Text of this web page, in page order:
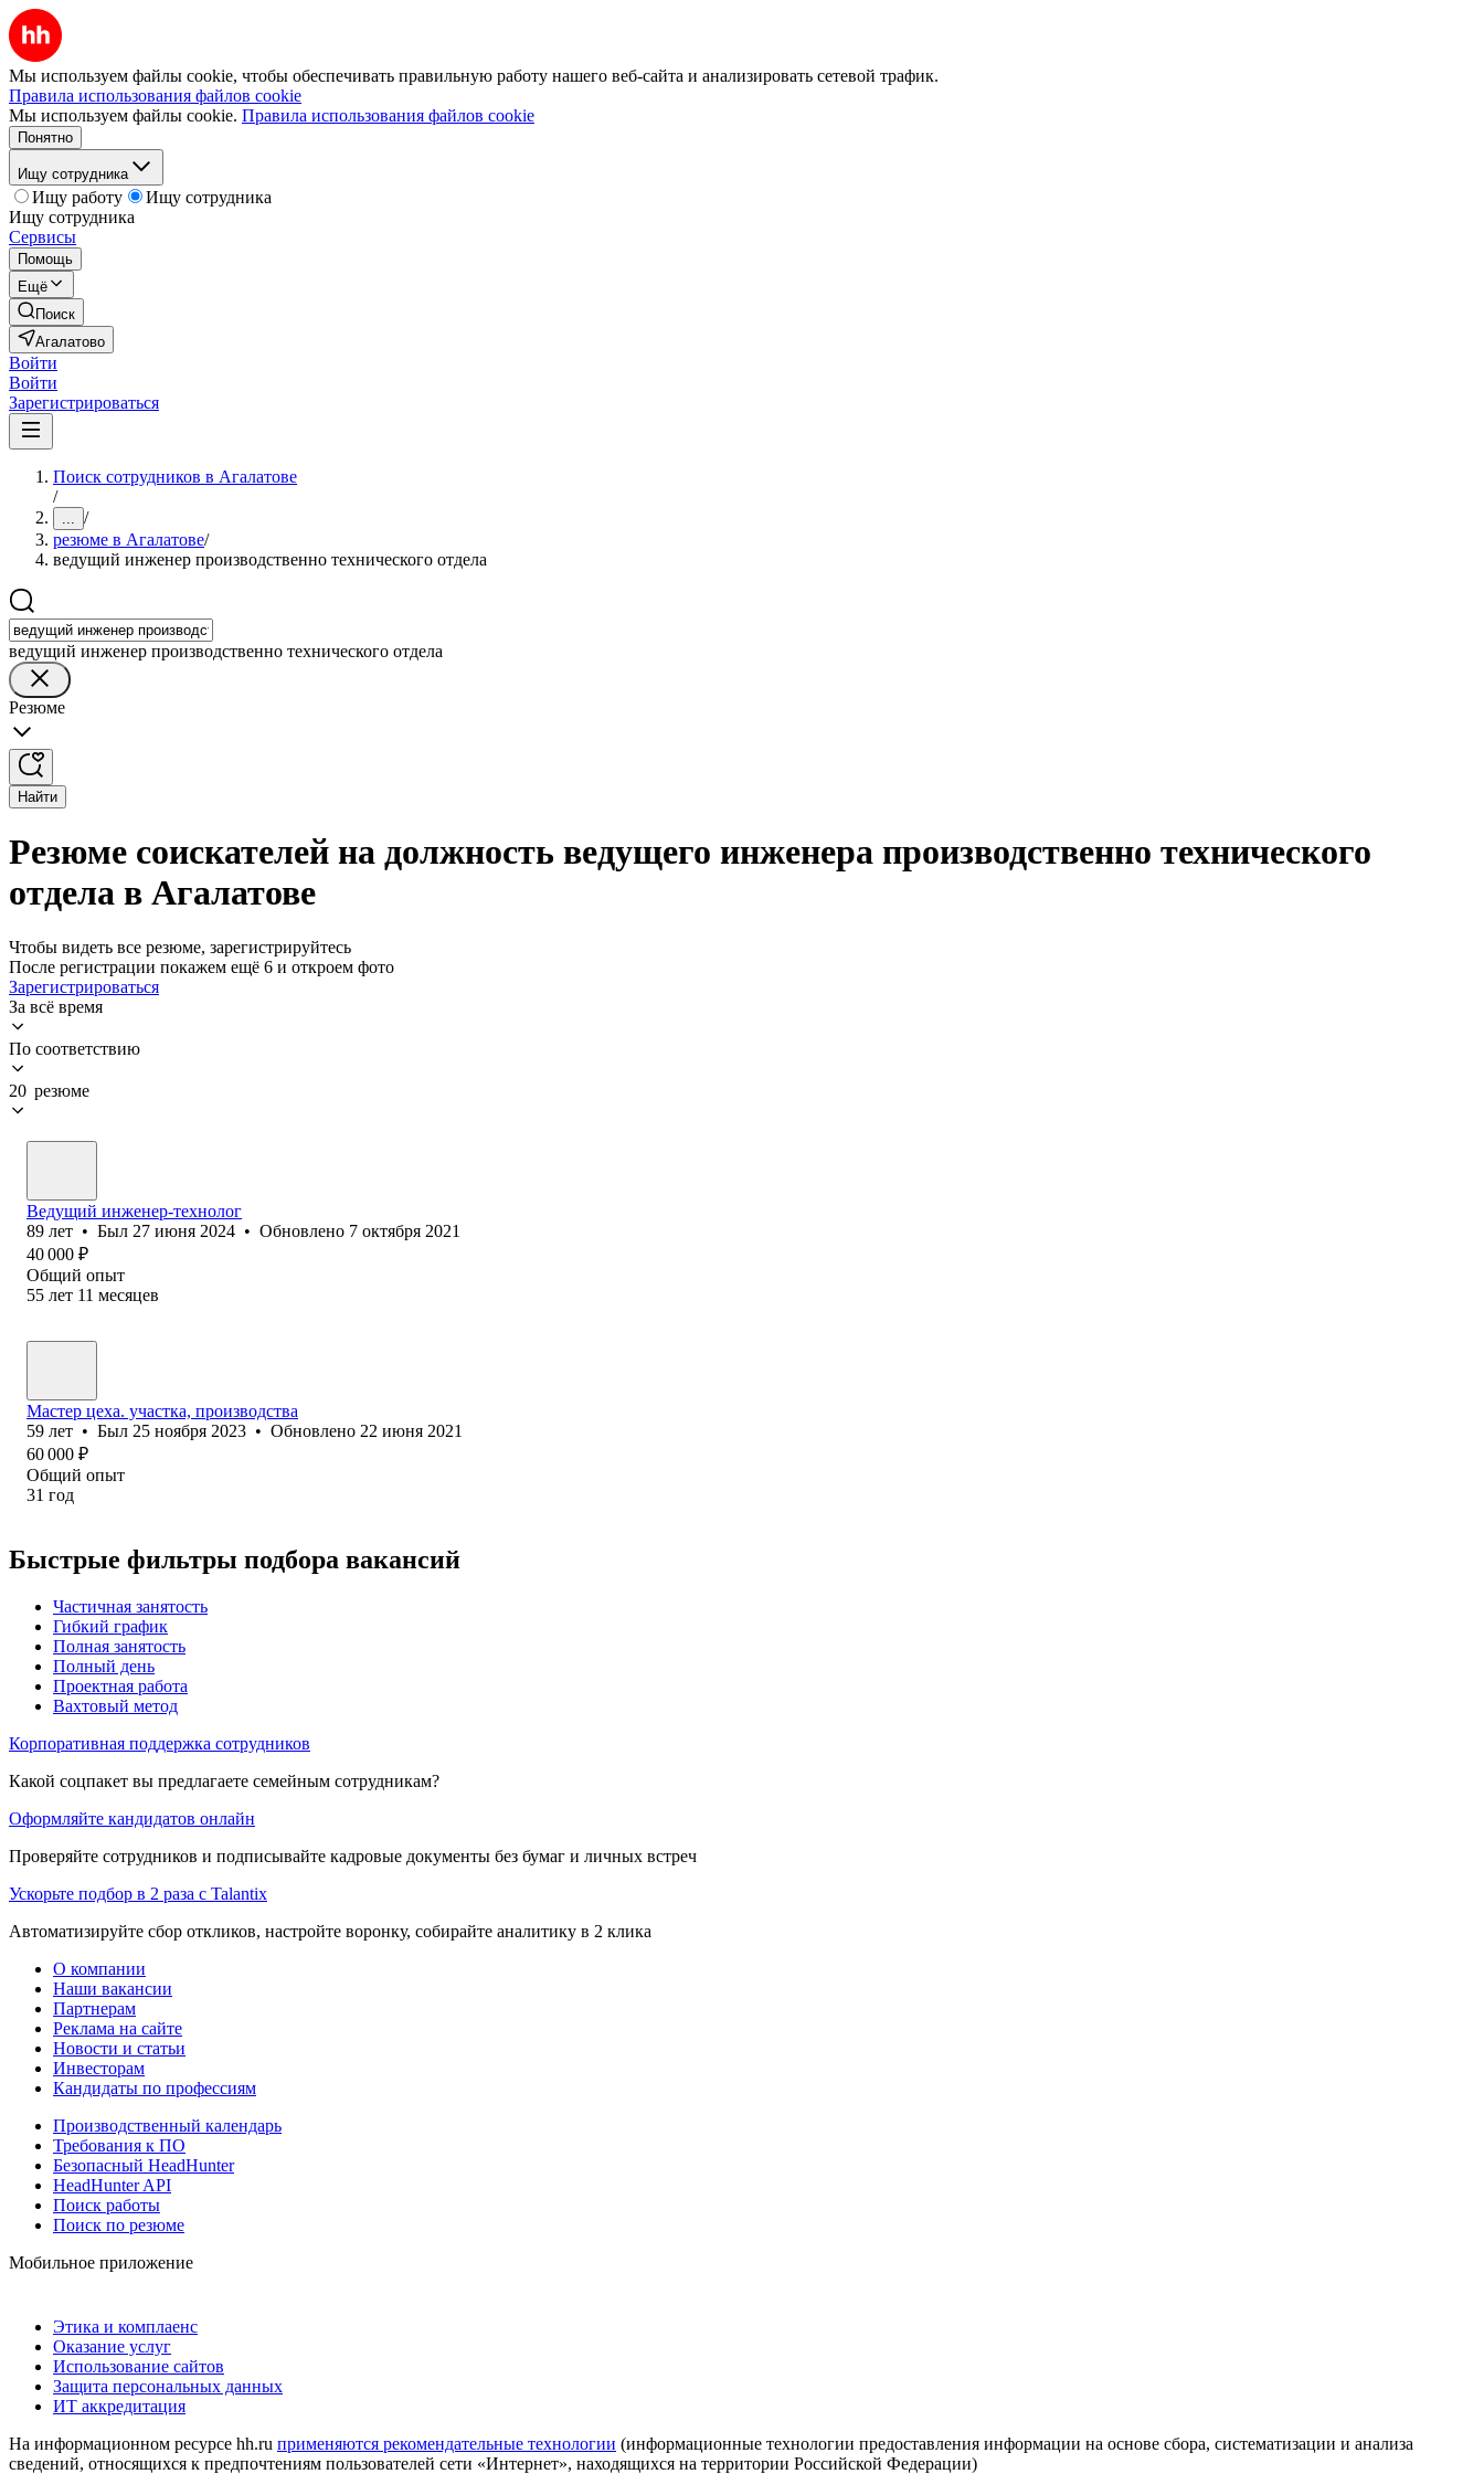
Мы используем файлы cookie, чтобы обеспечивать правильную работу нашего веб-сайта и анализировать сетевой трафик.
Правила использования файлов cookie
Мы используем файлы cookie. Правила использования файлов cookie
Понятно
Ищу сотрудника
Ищу работу
Ищу сотрудника
Ищу сотрудника
Сервисы
Помощь
Ещё
Поиск
Агалатово
Войти
Войти
Зарегистрироваться
Поиск сотрудников в Агалатове
/
... /
резюме в Агалатове/
ведущий инженер производственно технического отдела
ведущий инженер производственно технического отдела
Резюме
Найти
Резюме соискателей на должность ведущего инженера производственно технического
отдела в Агалатове
Чтобы видеть все резюме, зарегистрируйтесь
После регистрации покажем ещё 6 и откроем фото
Зарегистрироваться
За всё время
По соответствию
20 резюме
Ведущий инженер-технолог
89 лет • Был 27 июня 2024 • Обновлено 7 октября 2021
40 000 ₽
Общий опыт
55 лет 11 месяцев
Мастер цеха. участка, производства
59 лет • Был 25 ноября 2023 • Обновлено 22 июня 2021
60 000 ₽
Общий опыт
31 год
Быстрые фильтры подбора вакансий
Частичная занятость
Гибкий график
Полная занятость
Полный день
Проектная работа
Вахтовый метод
Корпоративная поддержка сотрудников
Какой соцпакет вы предлагаете семейным сотрудникам?
Оформляйте кандидатов онлайн
Проверяйте сотрудников и подписывайте кадровые документы без бумаг и личных встреч
Ускорьте подбор в 2 раза с Talantix
Автоматизируйте сбор откликов, настройте воронку, собирайте аналитику в 2 клика
О компании
Наши вакансии
Партнерам
Реклама на сайте
Новости и статьи
Инвесторам
Кандидаты по профессиям
Производственный календарь
Требования к ПО
Безопасный HeadHunter
HeadHunter API
Поиск работы
Поиск по резюме
Мобильное приложение
Этика и комплаенс
Оказание услуг
Использование сайтов
Защита персональных данных
ИТ аккредитация
На информационном ресурсе hh.ru применяются рекомендательные технологии (информационные технологии предоставления информации на основе сбора, систематизации и анализа
сведений, относящихся к предпочтениям пользователей сети «Интернет», находящихся на территории Российской Федерации)